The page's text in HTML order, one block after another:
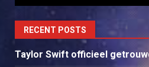
RECENT POSTS
Taylor Swift officieel